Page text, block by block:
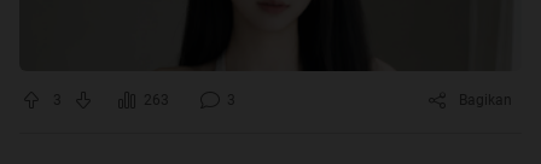
3 263 3 Bagikan